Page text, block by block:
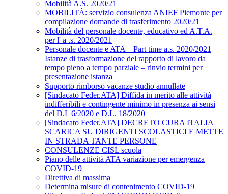
Mobilità A.S. 2020/21
MOBILITÀ: servizio consulenza ANIEF Piemonte per
compilazione domande di trasferimento 2020/21
Mobilità del personale docente, educativo ed A.T.A.
per l' a .s. 2020/2021
Personale docente e ATA – Part time a.s. 2020/2021
Istanze di trasformazione del rapporto di lavoro da
tempo pieno a tempo parziale – rinvio termini per
presentazione istanza
Supporto rimborso vacanze studio annullate
[Sindacato Feder.ATA] Diffida in merito alle attività
indifferibili e contingente minimo in presenza ai sensi
del D.L 6/2020 e D.L. 18/2020
[Sindacato Feder.ATA] DECRETO CURA ITALIA
SCARICA SU DIRIGENTI SCOLASTICI E METTE
IN STRADA TANTE PERSONE
CONSULENZE CISL scuola
Piano delle attività ATA variazione per emergenza
COVID-19
Direttiva di massima
Determina misure di contenimento COVID-19